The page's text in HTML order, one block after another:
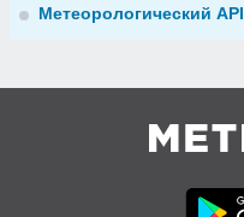
Метеорологический API